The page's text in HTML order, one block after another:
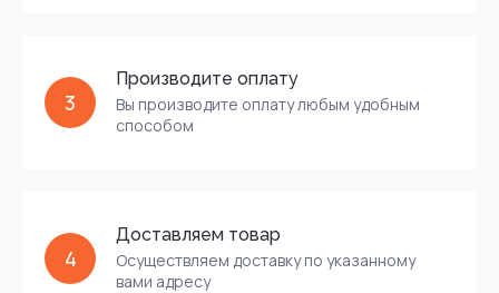
3
Производите оплату
Вы производите оплату любым удобным
способом
4
Доставляем товар
Осуществляем доставку по указанному
вами адресу